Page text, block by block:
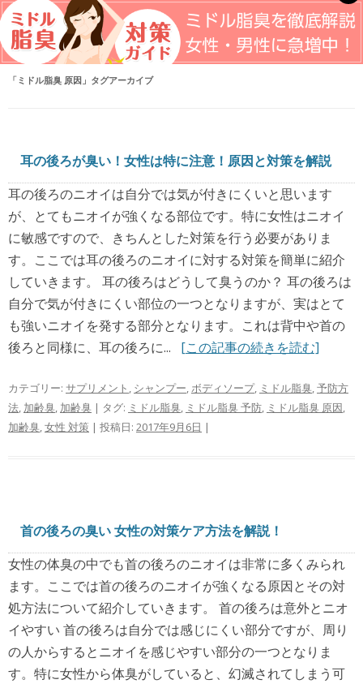
「ミドル脂臭 原因 」タグアーカイブ
耳の後ろが臭い！女性は特に注意！原因と対策を解説
耳の後ろのニオイは自分では気が付きにくいと思います
が、とてもニオイが強くなる部位です。特に女性はニオイ
に敏感ですので、きちんとした対策を行う必要がありま
す。ここでは耳の後ろのニオイに対する対策を簡単に紹介
していきます。 耳の後ろはどうして臭うのか？ 耳の後ろは
自分で気が付きにくい部位の一つとなりますが、実はとて
も強いニオイを発する部分となります。これは背中や首の
後ろと同様に、耳の後ろに... [この記事の続きを読む]
カテゴリー: サプリメント , シャンプー,ボディソープ, ミドル脂臭,予防方
法, 加齢臭, 加齢臭 | タグ: ミドル脂臭, ミドル脂臭 予防, ミドル脂臭 原因,
加齢臭,女性 対策 | 投稿日: 2017年9月6日 |
首の後ろの臭い 女性の対策ケア方法を解説！
女性の体臭の中でも首の後ろのニオイは非常に多くみられ
ます。ここでは首の後ろのニオイが強くなる原因とその対
処方法について紹介していきます。 首の後ろは意外とニオ
イやすい 首の後ろは自分では感じにくい部分ですが、周り
の人からするとニオイを感じやすい部分の一つとなりま
す。特に女性から体臭がしていると、幻滅されてしまう可